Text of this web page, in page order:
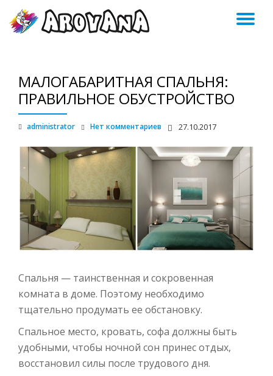
Skip
МАЛОГАБАРИТНАЯ СПАЛЬНЯ:
ПРАВИЛЬНОЕ ОБУСТРОЙСТВО
administrator 27.10.2017
Нет комментариев
Спальня — таинственная и сокровенная
комната в доме. Поэтому необходимо
тщательно продумать ее обстановку.
Спальное место, кровать, софа должны быть
удобными, чтобы ночной сон принес отдых,
восстановил силы после трудового дня.